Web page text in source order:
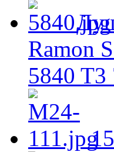
Ramon
5840 T3